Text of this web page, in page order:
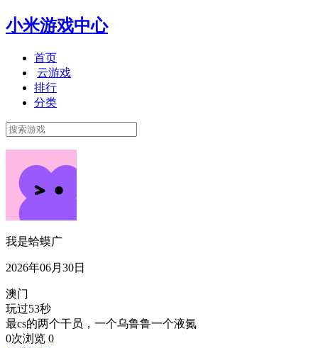
小米游戏中心
首页
云游戏
排行
分类
我是蛤蟆广
2026年06月30日
澳门
玩过53秒
最cs的两个干员，一个乌鲁鲁一个液氮
0次浏览 0